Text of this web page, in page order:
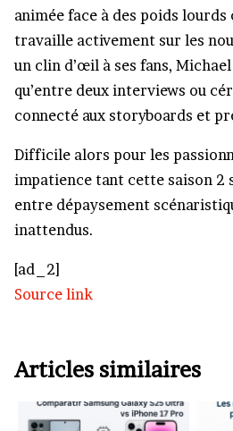
animée face à des poids lourds
travaille activement sur les
un clin d’œil à ses fans,
qu’entre deux interviews ou
connecté aux storyboards et
Difficile alors pour les
impatience tant cette saison 2
entre dépaysement
inattendus.
[ad_2]
Source link
Articles similaires